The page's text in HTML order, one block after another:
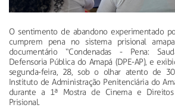
O sentimento de abandono experimentado
cumprem pena no sistema prisional
documentário “Condenadas - Pena:
Defensoria Pública do Amapá (DPE-AP), e
segunda-feira, 28, sob o olhar atento de
Instituto de Administração Penitenciária do
durante a 1ª Mostra de Cinema e
Prisional.